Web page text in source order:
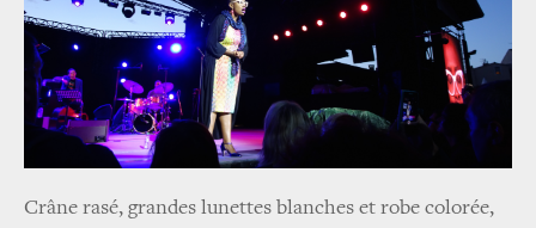
Crâne rasé, grandes lunettes blanches et robe colorée,